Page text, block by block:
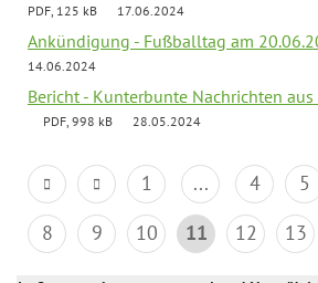
PDF, 125 kB 17.06.2024
Ankündigung - Fußballtag am
14.06.2024
Bericht - Kunterbunte Nachrichten
PDF, 998 kB 28.05.2024
1 ... 4 5
8
9 10 11 12 13